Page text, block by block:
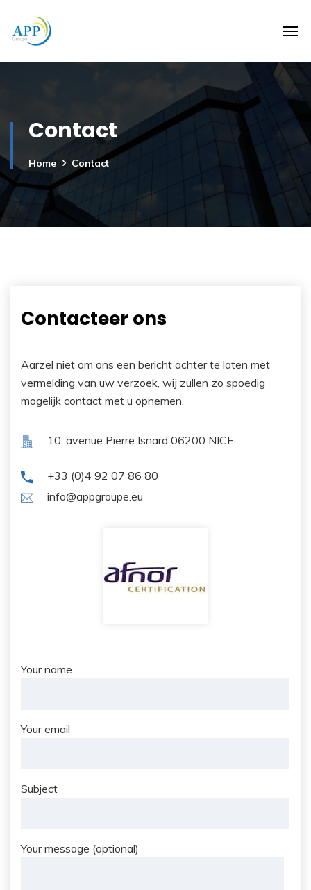
Contact
Home Contact
Contacteer ons
Aarzel niet om ons een bericht achter te laten met
vermelding van uw verzoek, wij zullen zo spoedig
mogelijk contact met u opnemen.
10, avenue Pierre Isnard 06200 NICE
+33 (0)4 92 07 86 80
info@appgroupe.eu
Your name
Your email
Subject
Your message (optional)